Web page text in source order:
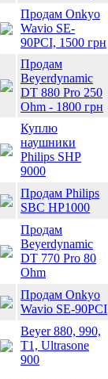
Продам Onkyo
Wavio SE-
90PCI, 1500 грн
Продам
Beyerdynamic
DT 880 Pro 250
Ohm - 1800 грн
Куплю
наушники
Philips SHP
9000
Продам Philips
SBC HP1000
Продам
Beyerdynamic
DT 770 Pro 80
Ohm
Продам Onkyo
Wavio SE-90PCI
Beyer 880, 990,
T1, Ultrasone
900